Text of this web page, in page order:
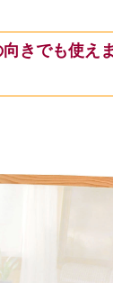
きでも使え